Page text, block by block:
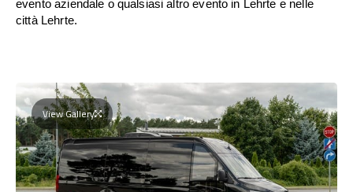
evento aziendale o qualsiasi altro evento in Lehrte e nelle
città Lehrte.
View Gallery